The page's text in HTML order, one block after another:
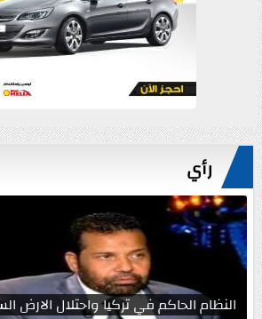
رأي
النظام الحاكم في تركيا واحتلال الارض